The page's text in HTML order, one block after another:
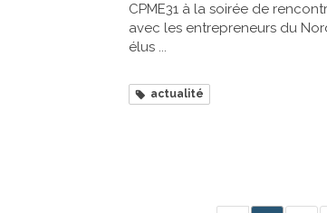
CPME31 à la soirée de
avec les entrepreneurs du
élus ...
actualité